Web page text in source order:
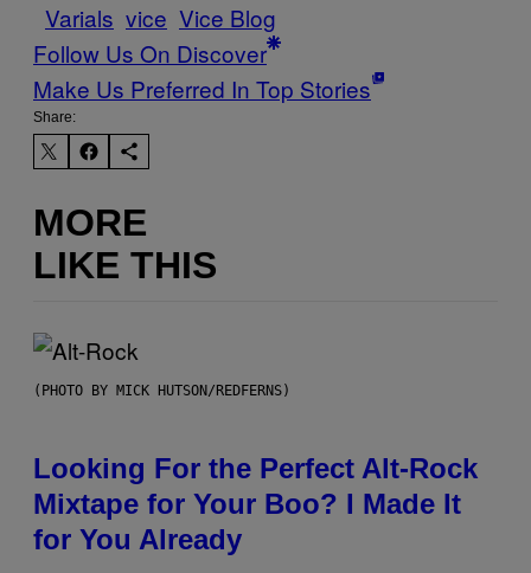
Varials vice Vice Blog
Follow Us On Discover
Make Us Preferred In Top Stories
Share:
MORE
LIKE THIS
(PHOTO BY MICK HUTSON/REDFERNS)
Looking For the Perfect Alt-Rock
Mixtape for Your Boo? I Made It
for You Already